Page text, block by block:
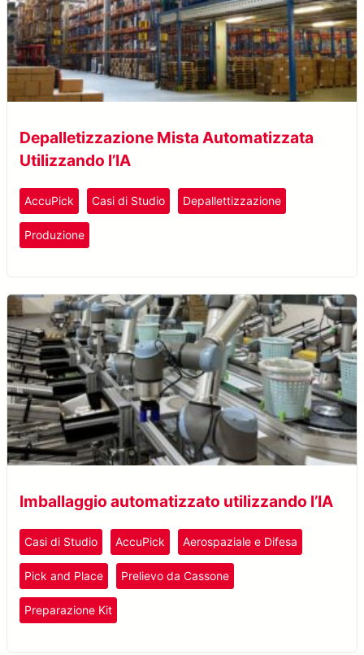
Depalletizzazione Mista Automatizzata
Utilizzando l’IA
AccuPick Casi di Studio Depallettizzazione
Produzione
Imballaggio automatizzato utilizzando l’IA
Casi di Studio AccuPick Aerospaziale e Difesa
Pick and Place Prelievo da Cassone
Preparazione Kit